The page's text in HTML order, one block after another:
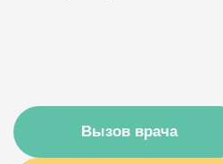
Вызов врача